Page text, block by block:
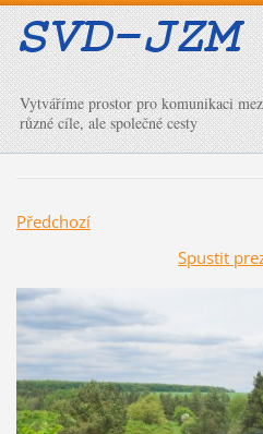
Vytváříme prostor pro komunikaci
různé cíle, ale společné cesty
Předchozí
Spustit